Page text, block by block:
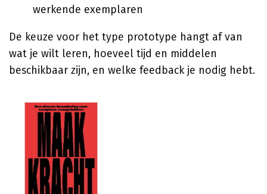
werkende exemplaren
De keuze voor het type prototype hangt af van
wat je wilt leren, hoeveel tijd en middelen
beschikbaar zijn, en welke feedback je nodig hebt.